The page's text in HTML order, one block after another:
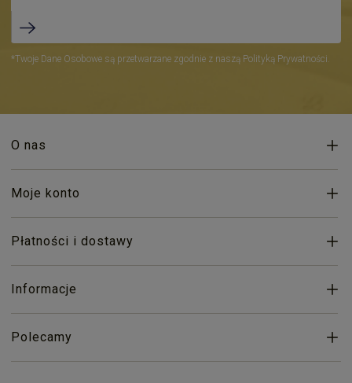
*Twoje Dane Osobowe są przetwarzane zgodnie z naszą Polityką Prywatności.
O nas
Moje konto
Płatności i dostawy
Informacje
Polecamy